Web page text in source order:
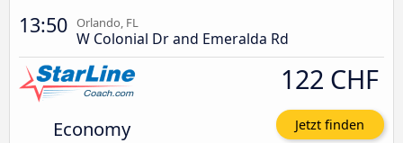
13:50 Orlando, FL
W Colonial Dr and Emeralda Rd
Economy
122 CHF
Jetzt finden